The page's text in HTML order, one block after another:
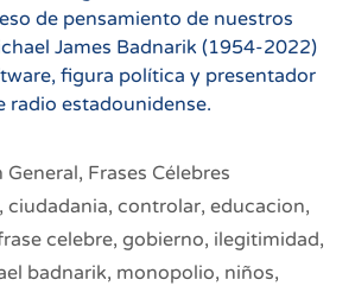
de pensamiento de nuestros
James Badnarik (1954-2022)
figura política y presentador
radio estadounidense.
General, Frases Célebres
ciudadania, controlar, educacion,
celebre, gobierno, ilegitimidad,
badnarik, monopolio, niños,